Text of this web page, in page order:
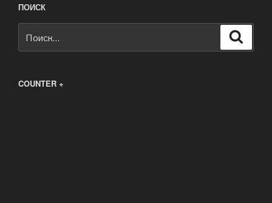
ПОИСК
COUNTER +